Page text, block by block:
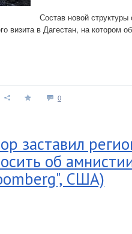
Состав новой
визита в Дагестан, на котором
0
заставил
об
США)